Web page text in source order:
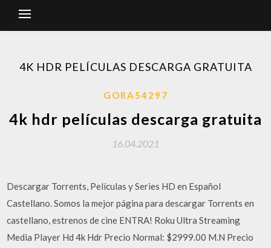
4K HDR PELÍCULAS DESCARGA GRATUITA
GORA54297
4k hdr películas descarga gratuita
16.04.2021
Descargar Torrents, Películas y Series HD en Español
Castellano. Somos la mejor página para descargar Torrents en
castellano, estrenos de cine ENTRA! Roku Ultra Streaming
Media Player Hd 4k Hdr Precio Normal: $2999.00 M.N Precio